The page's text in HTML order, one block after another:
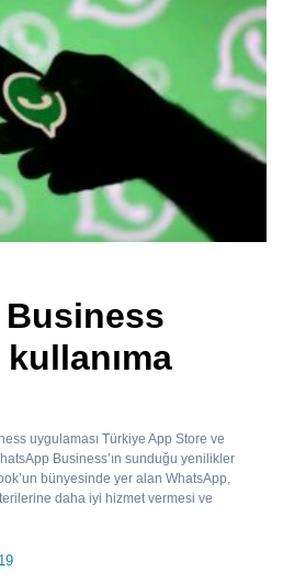
uygulaması Türkiye App Store ve
Business’ın sunduğu yenilikler
bünyesinde yer alan WhatsApp,
daha iyi hizmet vermesi ve